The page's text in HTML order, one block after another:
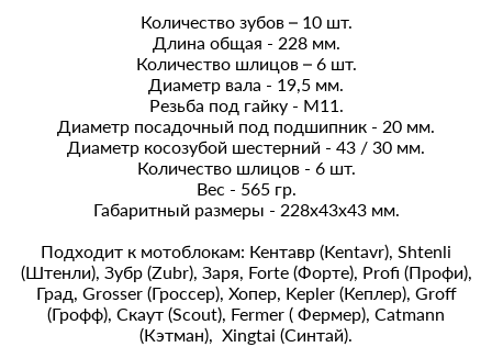
Количество зубов – 10 шт.
Длина общая - 228 мм.
Количество шлицов – 6 шт.
Диаметр вала - 19,5 мм.
Резьба под гайку - М11.
Диаметр посадочный под подшипник - 20 мм.
Диаметр косозубой шестерний - 43 / 30 мм.
Количество шлицов - 6 шт.
Вес - 565 гр.
Габаритный размеры - 228х43х43 мм.
Подходит к мотоблокам: Кентавр (Kentavr), Shtenli
(Штенли), Зубр (Zubr), Заря, Forte (Форте), Profi (Профи),
Град, Grosser (Гроссер), Хопер, Kepler (Кеплер), Groff
(Грофф), Скаут (Scout), Fermer ( Фермер), Catmann
(Кэтман), Xingtai (Синтай).